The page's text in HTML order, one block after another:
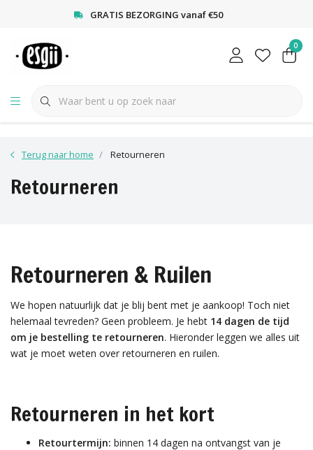
GRATIS BEZORGING vanaf €50
0
Terug naar home Retourneren
Retourneren
Retourneren & Ruilen
We hopen natuurlijk dat je blij bent met je aankoop! Toch niet
helemaal tevreden? Geen probleem. Je hebt 14 dagen de tijd
om je bestelling te retourneren. Hieronder leggen we alles uit
wat je moet weten over retourneren en ruilen.
Retourneren in het kort
Retourtermijn: binnen 14 dagen na ontvangst van je